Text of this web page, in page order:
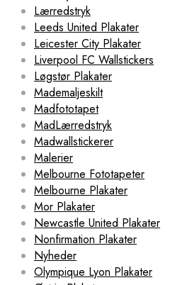
Lærredstryk
Leeds United Plakater
Leicester City Plakater
Liverpool FC Wallstickers
Løgstør Plakater
Mademaljeskilt
Madfototapet
MadLærredstryk
Madwallstickerer
Malerier
Melbourne Fototapeter
Melbourne Plakater
Mor Plakater
Newcastle United Plakater
Nonfirmation Plakater
Nyheder
Olympique Lyon Plakater